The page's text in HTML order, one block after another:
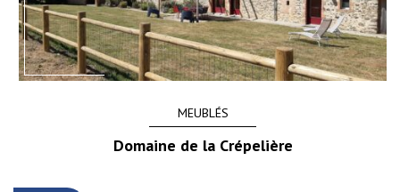
MEUBLÉS
Domaine de la Crépelière